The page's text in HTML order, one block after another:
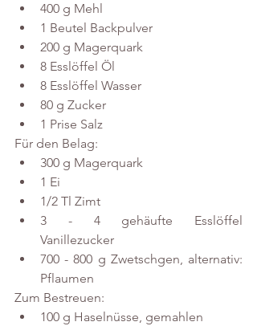
400 g Mehl
1 Beutel Backpulver
200 g Magerquark
8 Esslöffel Öl
8 Esslöffel Wasser
80 g Zucker
1 Prise Salz
Für den Belag:
300 g Magerquark
1 Ei
1/2 Tl Zimt
3 - 4 gehäufte Esslöffel
Vanillezucker
700 - 800 g Zwetschgen, alternativ:
Pflaumen
Zum Bestreuen:
100 g Haselnüsse, gemahlen